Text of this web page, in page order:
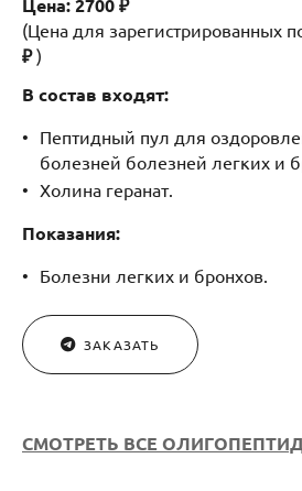
Цена: 2700 ₽
(Цена для зарегистрированных
₽)
В состав входят:
Пептидный пул для
болезней болезней легких и
Холина геранат.
Показания:
Болезни легких и бронхов.
ЗАКАЗАТЬ
СМОТРЕТЬ ВСЕ